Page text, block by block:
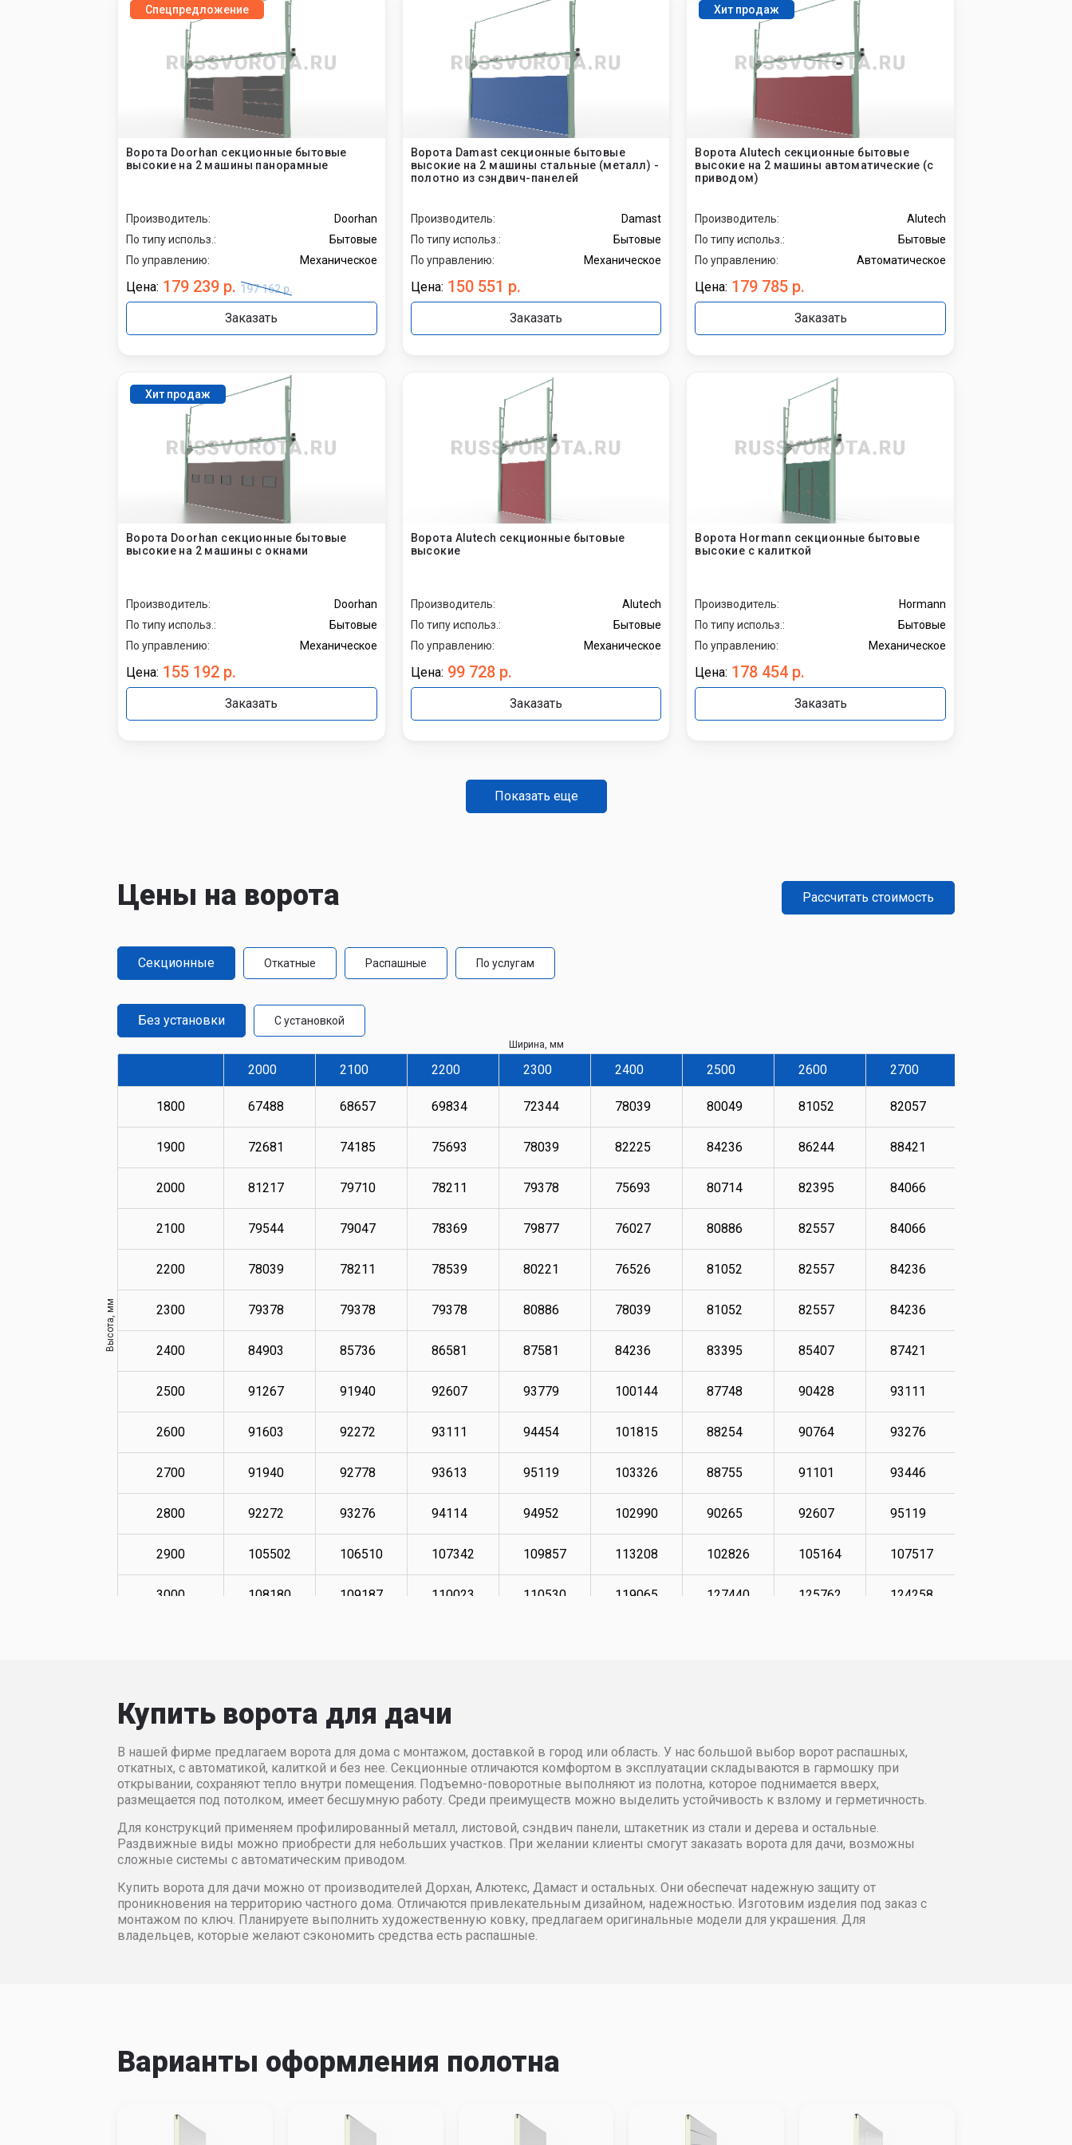
промышленные
бытовые
Спецпредложение
Ворота Doorhan секционные бытовые
высокие на 2 машины панорамные
Производитель:
Doorhan
По типу использ.:
Бытовые
По управлению:
Механическое
Цена: 179 239 р. 197 162 р.
Заказать
Ворота Damast секционные бытовые
высокие на 2 машины стальные (металл) -
полотно из сэндвич-панелей
Производитель:
Damast
По типу использ.:
Бытовые
По управлению:
Механическое
Цена: 150 551 р.
Заказать
Хит продаж
Ворота Alutech секционные бытовые
высокие на 2 машины автоматические (с
приводом)
Производитель:
Alutech
По типу использ.:
Бытовые
По управлению:
Автоматическое
Цена: 179 785 р.
Заказать
Хит продаж
Ворота Doorhan секционные бытовые
высокие на 2 машины с окнами
Производитель:
Doorhan
По типу использ.:
Бытовые
По управлению:
Механическое
Цена: 155 192 р.
Заказать
Ворота Alutech секционные бытовые
высокие
Производитель:
Alutech
По типу использ.:
Бытовые
По управлению:
Механическое
Цена: 99 728 р.
Заказать
Ворота Hormann секционные бытовые
высокие с калиткой
Производитель:
Hormann
По типу использ.:
Бытовые
По управлению:
Механическое
Цена: 178 454 р.
Заказать
Показать еще
Цены на ворота Рассчитать стоимость
Секционные Откатные Распашные По услугам
Без установки С установкой
Ширина, мм
Высота, мм
2000 2100 2200 2300 2400 2500 2600 2700
1800 67488 68657 69834 72344 78039 80049 81052 82057
1900 72681 74185 75693 78039 82225 84236 86244 88421
2000 81217 79710 78211 79378 75693 80714 82395 84066
2100 79544 79047 78369 79877 76027 80886 82557 84066
2200 78039 78211 78539 80221 76526 81052 82557 84236
2300 79378 79378 79378 80886 78039 81052 82557 84236
2400 84903 85736 86581 87581 84236 83395 85407 87421
2500 91267 91940 92607 93779 100144 87748 90428 93111
2600 91603 92272 93111 94454 101815 88254 90764 93276
2700 91940 92778 93613 95119 103326 88755 91101 93446
2800 92272 93276 94114 94952 102990 90265 92607 95119
2900 105502 106510 107342 109857 113208 102826 105164 107517
3000 108180 109187 110023 110530 119065 127440 125762 124258
3300 114878 115884 116893
3400 117398 118567 118064 118567 127610 138323 136482 135311
3500 118567 119571 119234 119736 135979 139165 137483 135979
3600 170210 172104 174167 177641 187436 195812 198023 200395
175268 177795
3800 175590 176691 177795 179851 193284 202606 204030
4200 186811
4300 191550 198185 218727
Купить ворота для дачи
В нашей фирме предлагаем ворота для дома с монтажом, доставкой в город или область. У нас большой выбор ворот распашных,
откатных, с автоматикой, калиткой и без нее. Секционные отличаются комфортом в эксплуатации складываются в гармошку при
открывании, сохраняют тепло внутри помещения. Подъемно-поворотные выполняют из полотна, которое поднимается вверх,
размещается под потолком, имеет бесшумную работу. Среди преимуществ можно выделить устойчивость к взлому и герметичность.
Для конструкций применяем профилированный металл, листовой, сэндвич панели, штакетник из стали и дерева и остальные.
Раздвижные виды можно приобрести для небольших участков. При желании клиенты смогут заказать ворота для дачи, возможны
сложные системы с автоматическим приводом.
Купить ворота для дачи можно от производителей Дорхан, Алютекс, Дамаст и остальных. Они обеспечат надежную защиту от
проникновения на территорию частного дома. Отличаются привлекательным дизайном, надежностью. Изготовим изделия под заказ с
монтажом по ключ. Планируете выполнить художественную ковку, предлагаем оригинальные модели для украшения. Для
владельцев, которые желают сэкономить средства есть распашные.
Варианты оформления полотна